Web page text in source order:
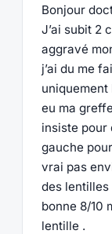
Bonjour
J’ai subit 2
aggravé
j’ai du me
uniquement
eu ma
insiste pour
gauche
vrai pas
des
bonne 8/10
lentille .